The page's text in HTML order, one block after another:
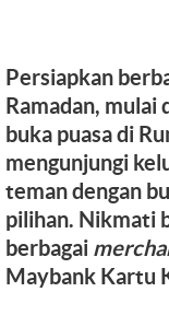
Persiapkan
Ramadan, mulai
buka puasa di
mengunjungi
teman dengan
pilihan. Nikmati
berbagai
Maybank Kartu